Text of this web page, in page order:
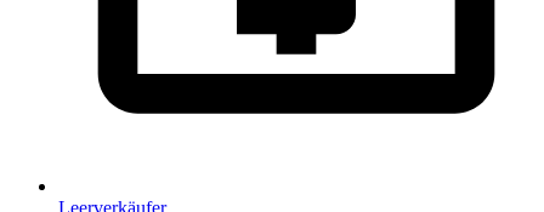
Leerverkäufer